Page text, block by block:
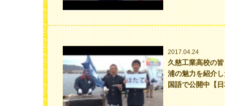
2017.04.24
久慈工業高校の
浦の魅力を紹介
国語で公開中【